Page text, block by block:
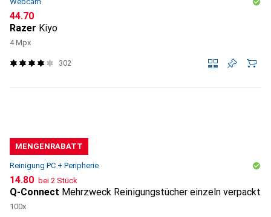
CHF
44.70
Razer Kiyo
4 Mpx
302
MENGENRABATT
Reinigung PC + Peripherie
CHF
14.80 bei 2 Stück
Q-Connect Mehrzweck Reinigungstücher einzeln verpackt
100x